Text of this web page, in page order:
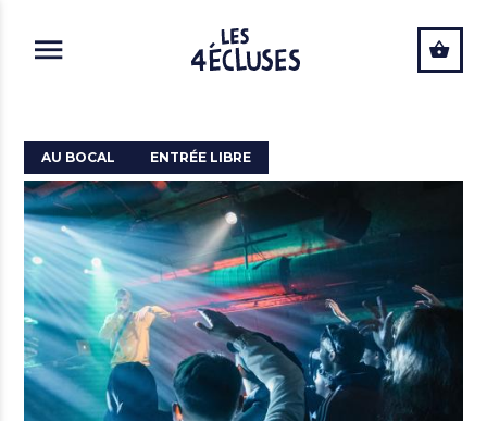
AU BOCAL ENTRÉE LIBRE